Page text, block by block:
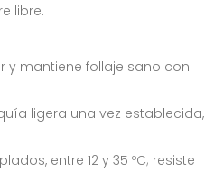
libre.
y mantiene follaje sano con
ligera una vez establecida,
entre 12 y 35 ºC; resiste